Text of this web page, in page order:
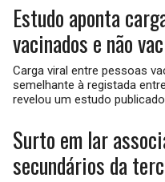
Estudo aponta
vacinados e não
Carga viral entre pessoas
semelhante à registada
revelou um estudo
Surto em lar
secundários da